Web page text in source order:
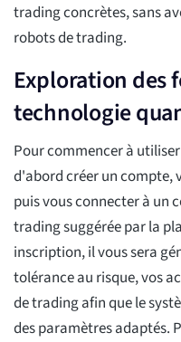
trading concrètes, sans
robots de trading.
Exploration des
technologie
Pour commencer à
d'abord créer un compte,
puis vous connecter à un
trading suggérée par la
inscription, il vous sera
tolérance au risque, vos
de trading afin que le
des paramètres adaptés.